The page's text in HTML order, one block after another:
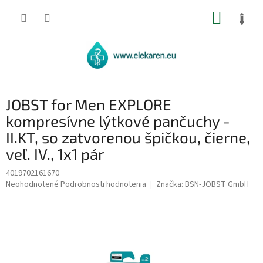
JOBST for Men EXPLORE
kompresívne lýtkové pančuchy -
II.KT, so zatvorenou špičkou, čierne,
veľ. IV., 1x1 pár
4019702161670
Priemerné
Neohodnotené Podrobnosti hodnotenia Značka: BSN-JOBST GmbH